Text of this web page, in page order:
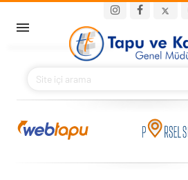
Main navigation
BAKANIMIZ
KURUMSAL